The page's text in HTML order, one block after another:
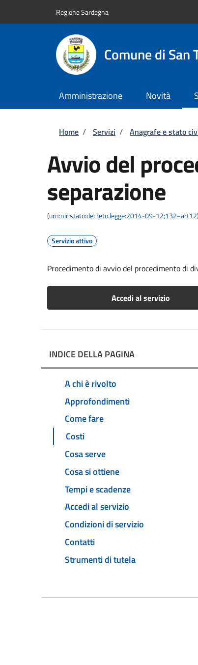
Regione Sardegna
Comune di San
Amministrazione Novità
Briciole di pane
Home / Servizi / Anagrafe e stato
Avvio del
separazione
(urn:nir:stato:decreto.legge:2014-09-12;132~art12)
Servizio attivo
Procedimento di avvio del procedimento di
Accedi al servizio
INDICE DELLA PAGINA
A chi è rivolto
Approfondimenti
Come fare
Costi
Cosa serve
Cosa si ottiene
Tempi e scadenze
Accedi al servizio
Condizioni di servizio
Contatti
Strumenti di tutela